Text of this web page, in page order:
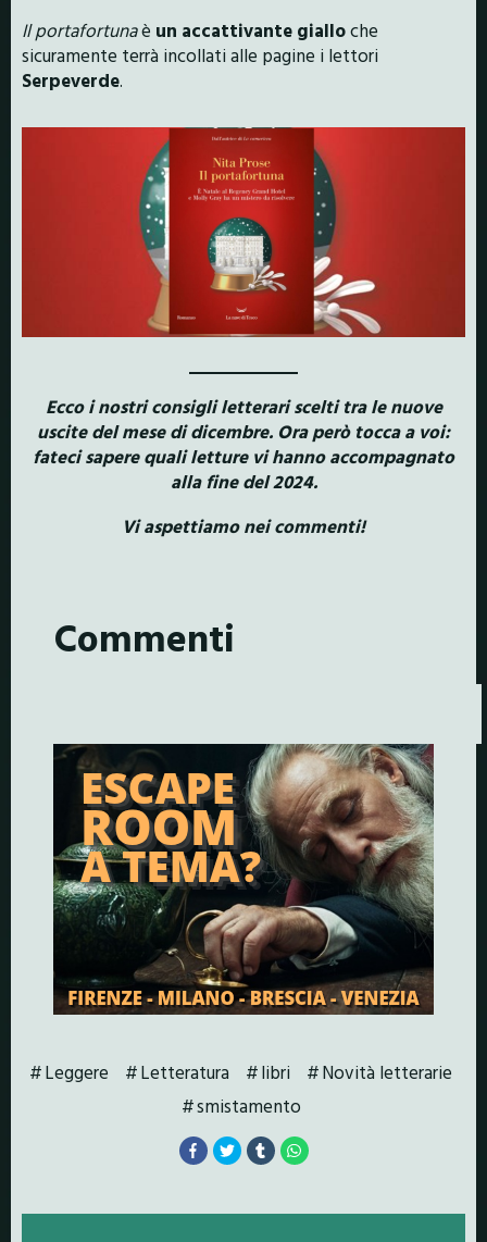
Il portafortunaè un accattivante gialloche
sicuramente terrà incollati alle pagine i lettori
Serpeverde.
Ecco i nostri consigli letterari scelti tra le nuove
uscite del mese di dicembre. Ora però tocca a voi:
fateci sapere quali letture vi hanno accompagnato
alla fine del 2024.
Vi aspettiamo nei commenti!
Commenti
Leggere Letteratura libri
Novità letterarie
smistamento